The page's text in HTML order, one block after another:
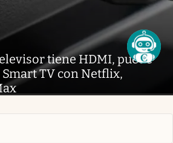
tiene HDMI, puede
TV con Netflix,